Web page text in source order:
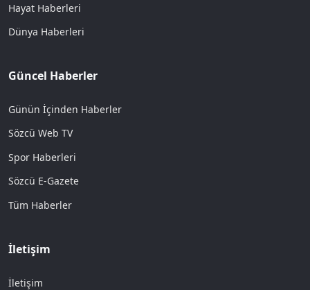
Hayat Haberleri
Dünya Haberleri
Güncel Haberler
Günün İçinden Haberler
Sözcü Web TV
Spor Haberleri
Sözcü E-Gazete
Tüm Haberler
İletişim
İletişim